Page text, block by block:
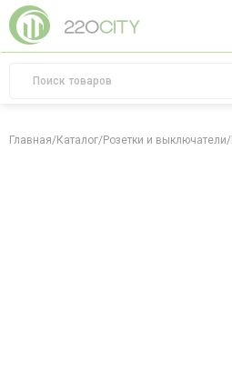
Главная/Каталог/Розетки и выключатели/